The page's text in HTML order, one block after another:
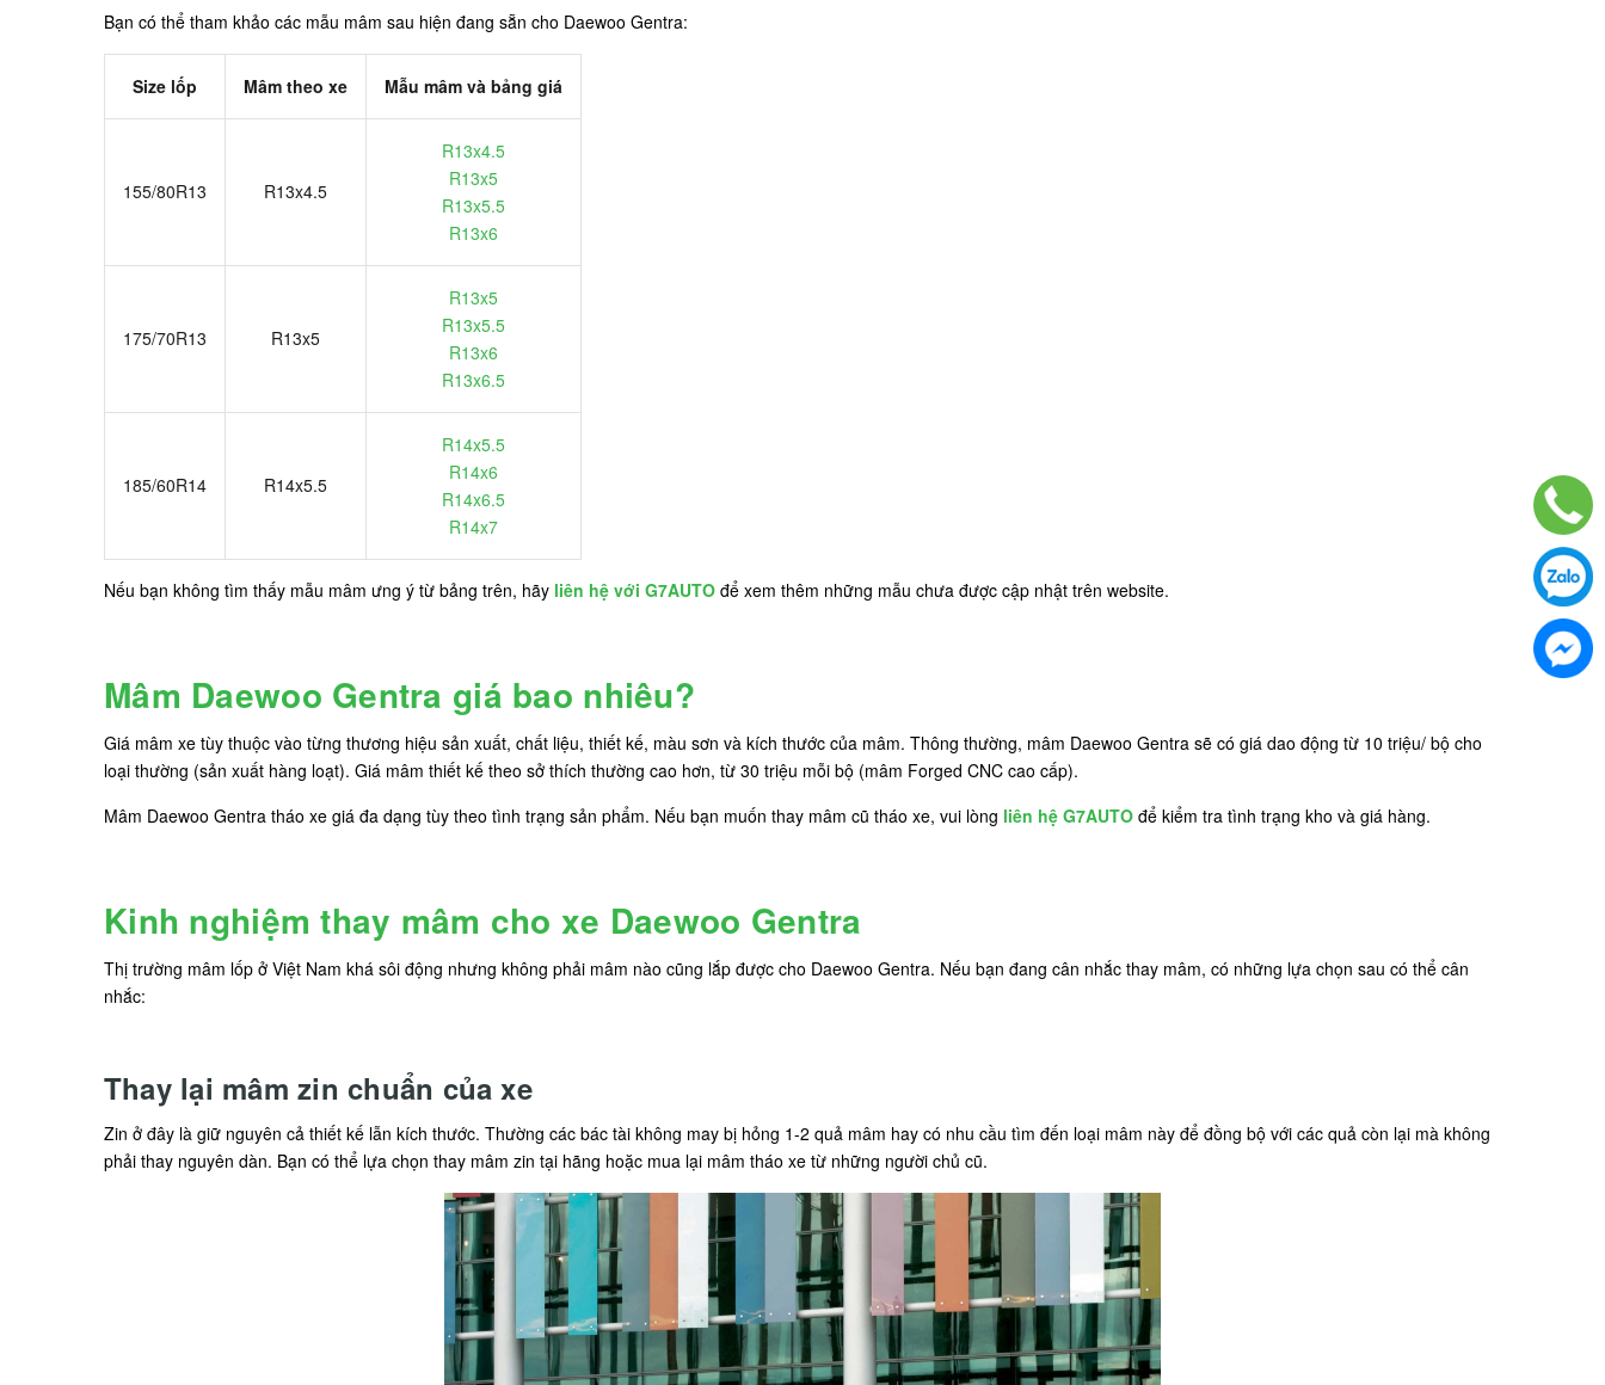
Bạn có thể tham khảo các mẫu mâm sau hiện đang sẵn cho Daewoo Gentra:
Size lốp Mâm theo xe Mẫu mâm và bảng giá
155/80R13 R13x4.5
R13x4.5
R13x5
R13x5.5
R13x6
175/70R13 R13x5
R13x5
R13x5.5
R13x6
R13x6.5
185/60R14 R14x5.5
R14x5.5
R14x6
R14x6.5
R14x7
Nếu bạn không tìm thấy mẫu mâm ưng ý từ bảng trên, hãy liên hệ với G7AUTO để xem thêm những mẫu chưa được cập nhật trên website.
Mâm Daewoo Gentra giá bao nhiêu?
Giá mâm xe tùy thuộc vào từng thương hiệu sản xuất, chất liệu, thiết kế, màu sơn và kích thước của mâm. Thông thường, mâm Daewoo Gentra sẽ có giá dao động từ 10 triệu/ bộ cho
loại thường (sản xuất hàng loạt). Giá mâm thiết kế theo sở thích thường cao hơn, từ 30 triệu mỗi bộ (mâm Forged CNC cao cấp).
Mâm Daewoo Gentra tháo xe giá đa dạng tùy theo tình trạng sản phẩm. Nếu bạn muốn thay mâm cũ tháo xe, vui lòng liên hệ G7AUTO để kiểm tra tình trạng kho và giá hàng.
Kinh nghiệm thay mâm cho xe Daewoo Gentra
Thị trường mâm lốp ở Việt Nam khá sôi động nhưng không phải mâm nào cũng lắp được cho Daewoo Gentra. Nếu bạn đang cân nhắc thay mâm, có những lựa chọn sau có thể cân
nhắc:
Thay lại mâm zin chuẩn của xe
Zin ở đây là giữ nguyên cả thiết kế lẫn kích thước. Thường các bác tài không may bị hỏng 1-2 quả mâm hay có nhu cầu tìm đến loại mâm này để đồng bộ với các quả còn lại mà không
phải thay nguyên dàn. Bạn có thể lựa chọn thay mâm zin tại hãng hoặc mua lại mâm tháo xe từ những người chủ cũ.